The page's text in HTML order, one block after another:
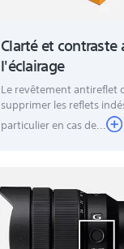
Clarté et
l'éclairage
Le revêtement antireflet
supprimer les reflets
particulier en cas de...